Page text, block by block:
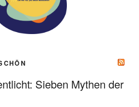
Sieben Mythen der